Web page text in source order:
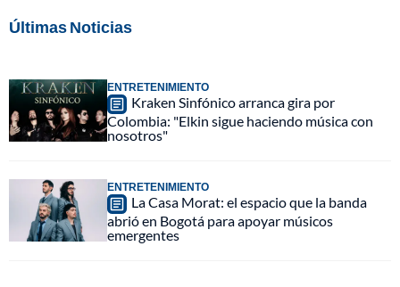
Últimas Noticias
ENTRETENIMIENTO
Kraken Sinfónico arranca gira por
Colombia: "Elkin sigue haciendo música con
nosotros"
ENTRETENIMIENTO
La Casa Morat: el espacio que la banda
abrió en Bogotá para apoyar músicos
emergentes